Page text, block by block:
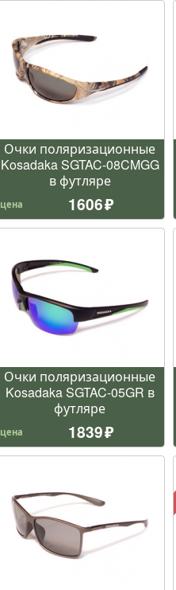
Очки поляризационные
Kosadaka SGTAC-08CMGG
в футляре
цена 1606
Очки поляризационные
Kosadaka SGTAC-05GR в
футляре
цена 1839